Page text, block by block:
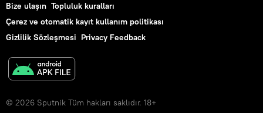
Bize ulaşın Topluluk kuralları
Çerez ve otomatik kayıt kullanım politikası
Gizlilik Sözleşmesi Privacy Feedback
© 2026 Sputnik Tüm hakları saklıdır. 18+